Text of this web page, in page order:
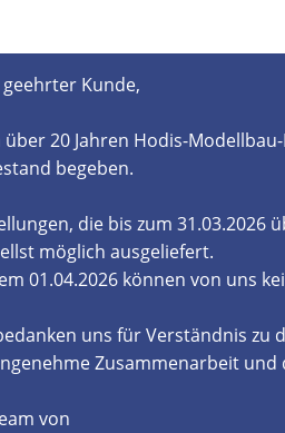
Verordnung
Impressum
Kunde,
über 20 Jahren Hodis-
begeben.
die bis zum
möglich ausgeliefert.
01.04.2026 können von uns
uns für Verständnis zu
Zusammenarbeit
von